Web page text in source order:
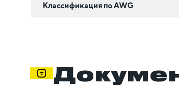
Классификация по AWG